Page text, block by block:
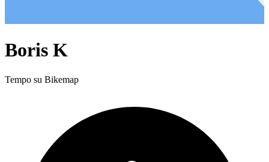
Boris K
Tempo su Bikemap